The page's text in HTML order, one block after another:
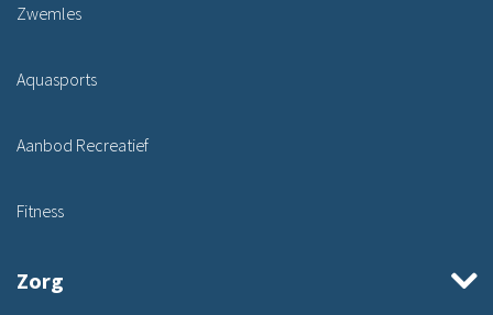
Zwemles
Aquasports
Aanbod Recreatief
Fitness
Zorg